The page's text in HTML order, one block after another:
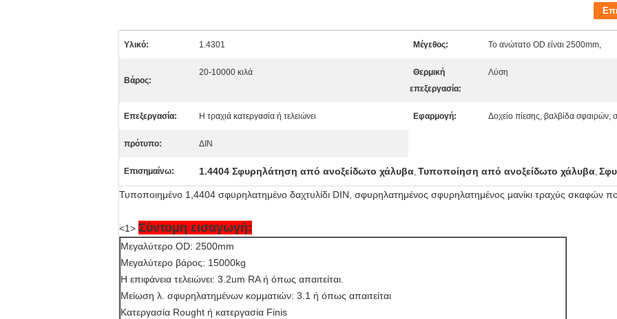
Υλικό: 1.4301 Μέγεθος: Το ανώτατο OD είναι 2500mm,
Βάρος:
20-10000 κιλά
Θερμική
επεξεργασία:
Λύση
Επεξεργασία: Η τραχιά κατεργασία ή τελειώνει Εφαρμογή: Δοχείο πίεσης, βαλβίδα σφαιρών,
πρότυπο: ΔΙΝ
Επισημαίνω: 1.4404 Σφυρηλάτηση από ανοξείδωτο χάλυβα, Τυποποίηση από ανοξείδωτο χάλυβα,
Τυποποιημένο 1,4404 σφυρηλατημένο δαχτυλίδι DIN, σφυρηλατημένος σφυρηλατημένος μανίκι τραχύς σκαφών
<1> Σύντομη εισαγωγή:
Μεγαλύτερο OD: 2500mm
Μεγαλύτερο βάρος: 15000kg
Η επιφάνεια τελειώνει: 3.2um RA ή όπως απαιτείται.
Μείωση λ. σφυρηλατημένων κομματιών: 3.1 ή όπως απαιτείται
Κατεργασία Rought ή κατεργασία Finis